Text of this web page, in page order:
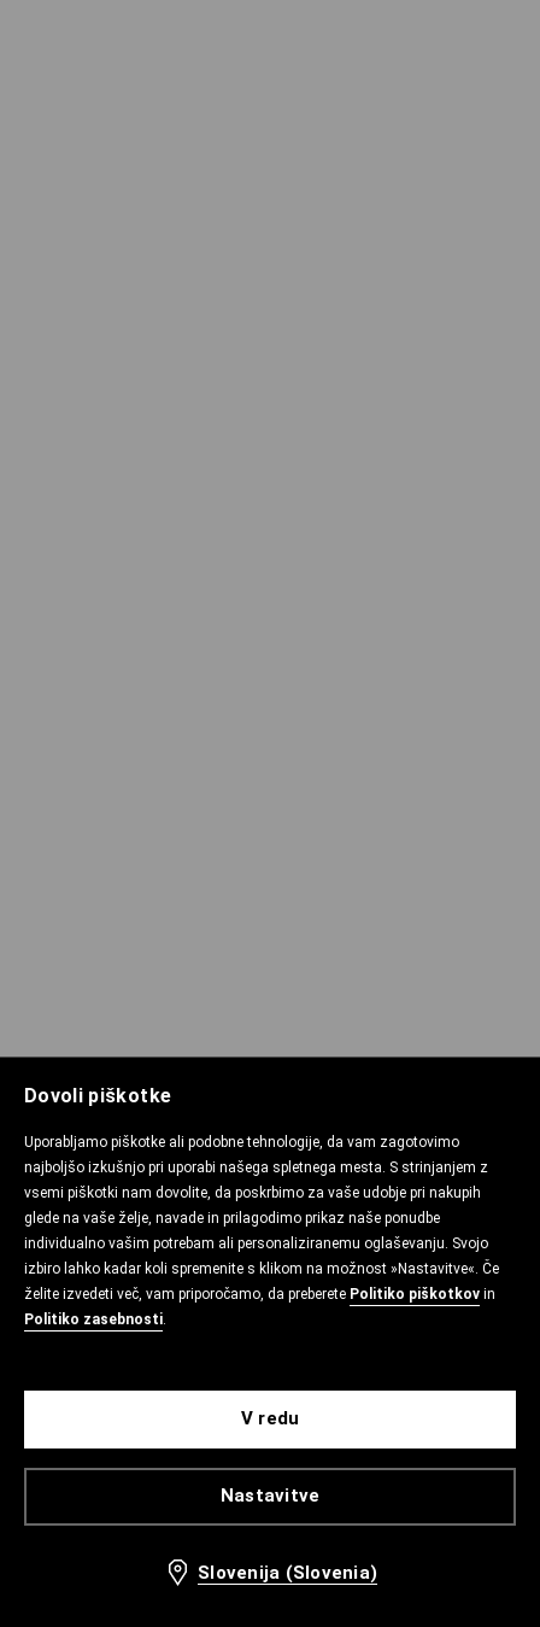
Dovoli piškotke
Uporabljamo piškotke ali podobne tehnologije, da vam zagotovimo
najboljšo izkušnjo pri uporabi našega spletnega mesta. S strinjanjem z
vsemi piškotki nam dovolite, da poskrbimo za vaše udobje pri nakupih
glede na vaše želje, navade in prilagodimo prikaz naše ponudbe
individualno vašim potrebam ali personaliziranemu oglaševanju. Svojo
izbiro lahko kadar koli spremenite s klikom na možnost »Nastavitve«. Če
želite izvedeti več, vam priporočamo, da preberete Politiko piškotkov in
Politiko zasebnosti.
Nastavitve
V redu
Slovenija (Slovenia)